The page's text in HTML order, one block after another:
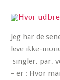
Jeg har de
leve ikke-
singler, par,
– er : Hvor